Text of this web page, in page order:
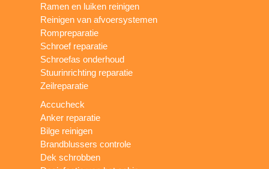
Ramen en luiken reinigen
Reinigen van afvoersystemen
Rompreparatie
Schroef reparatie
Schroefas onderhoud
Stuurinrichting reparatie
Zeilreparatie
Accucheck
Anker reparatie
Bilge reinigen
Brandblussers controle
Dek schrobben